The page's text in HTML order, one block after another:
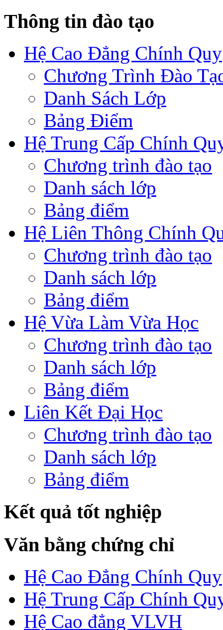
Thông tin đào tạo
Hệ Cao Đẳng Chính Quy
Chương Trình Đào
Danh Sách Lớp
Bảng Điểm
Hệ Trung Cấp Chính
Chương trình đào tạo
Danh sách lớp
Bảng điểm
Hệ Liên Thông Chính
Chương trình đào tạo
Danh sách lớp
Bảng điểm
Hệ Vừa Làm Vừa Học
Chương trình đào tạo
Danh sách lớp
Bảng điểm
Liên Kết Đại Học
Chương trình đào tạo
Danh sách lớp
Bảng điểm
Kết quả tốt nghiệp
Văn bằng chứng chỉ
Hệ Cao Đẳng Chính Quy
Hệ Trung Cấp Chính
Hệ Cao đẳng VLVH